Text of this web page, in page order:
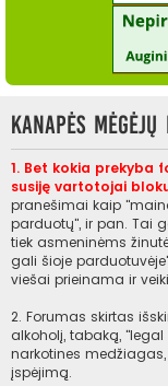
Kanapės
1. Bet kokia prekyba
susiję vartotojai
pranešimai kaip
parduotų", ir pan. Tai
tiek asmeninėms
gali šioje
viešai prieinama ir
2. Forumas skirtas
alkoholį, tabaką,
narkotines
įspėjimą.